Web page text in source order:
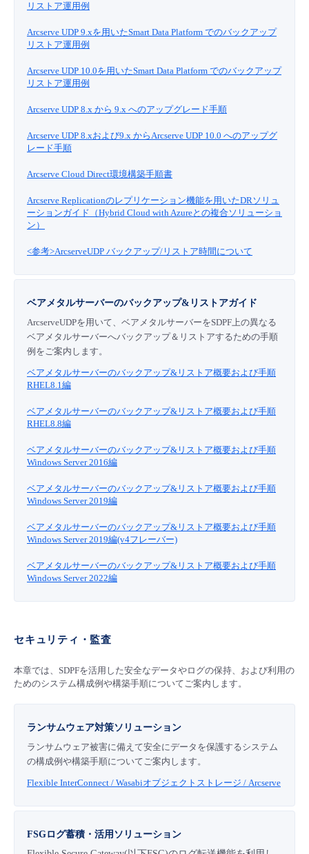
リストア運用例
Arcserve UDP 9.xを用いたSmart Data Platform でのバックアップ
リストア運用例
Arcserve UDP 10.0を用いたSmart Data Platform でのバックアップ
リストア運用例
Arcserve UDP 8.x から 9.x へのアップグレード手順
Arcserve UDP 8.xおよび9.x からArcserve UDP 10.0 へのアップグ
レード手順
Arcserve Cloud Direct環境構築手順書
Arcserve Replicationのレプリケーション機能を用いたDRソリュ
ーションガイド（Hybrid Cloud with Azureとの複合ソリューショ
ン）
<参考>ArcserveUDP バックアップ/リストア時間について
ベアメタルサーバーのバックアップ&リストアガイド
ArcserveUDPを用いて、ベアメタルサーバーをSDPF上の異なる
ベアメタルサーバーへバックアップ＆リストアするための手順
例をご案内します。
ベアメタルサーバーのバックアップ&リストア概要および手順
RHEL8.1編
ベアメタルサーバーのバックアップ&リストア概要および手順
RHEL8.8編
ベアメタルサーバーのバックアップ&リストア概要および手順
Windows Server 2016編
ベアメタルサーバーのバックアップ&リストア概要および手順
Windows Server 2019編
ベアメタルサーバーのバックアップ&リストア概要および手順
Windows Server 2019編(v4フレーバー)
ベアメタルサーバーのバックアップ&リストア概要および手順
Windows Server 2022編
セキュリティ・監査
本章では、SDPFを活用した安全なデータやログの保持、および利用の
ためのシステム構成例や構築手順についてご案内します。
ランサムウェア対策ソリューション
ランサムウェア被害に備えて安全にデータを保護するシステム
の構成例や構築手順についてご案内します。
Flexible InterConnect / Wasabiオブジェクトストレージ / Arcserve
FSGログ蓄積・活用ソリューション